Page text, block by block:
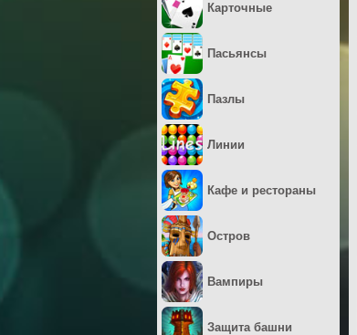
Карточные
Пасьянсы
Пазлы
Линии
Кафе и рестораны
Остров
Вампиры
Защита башни